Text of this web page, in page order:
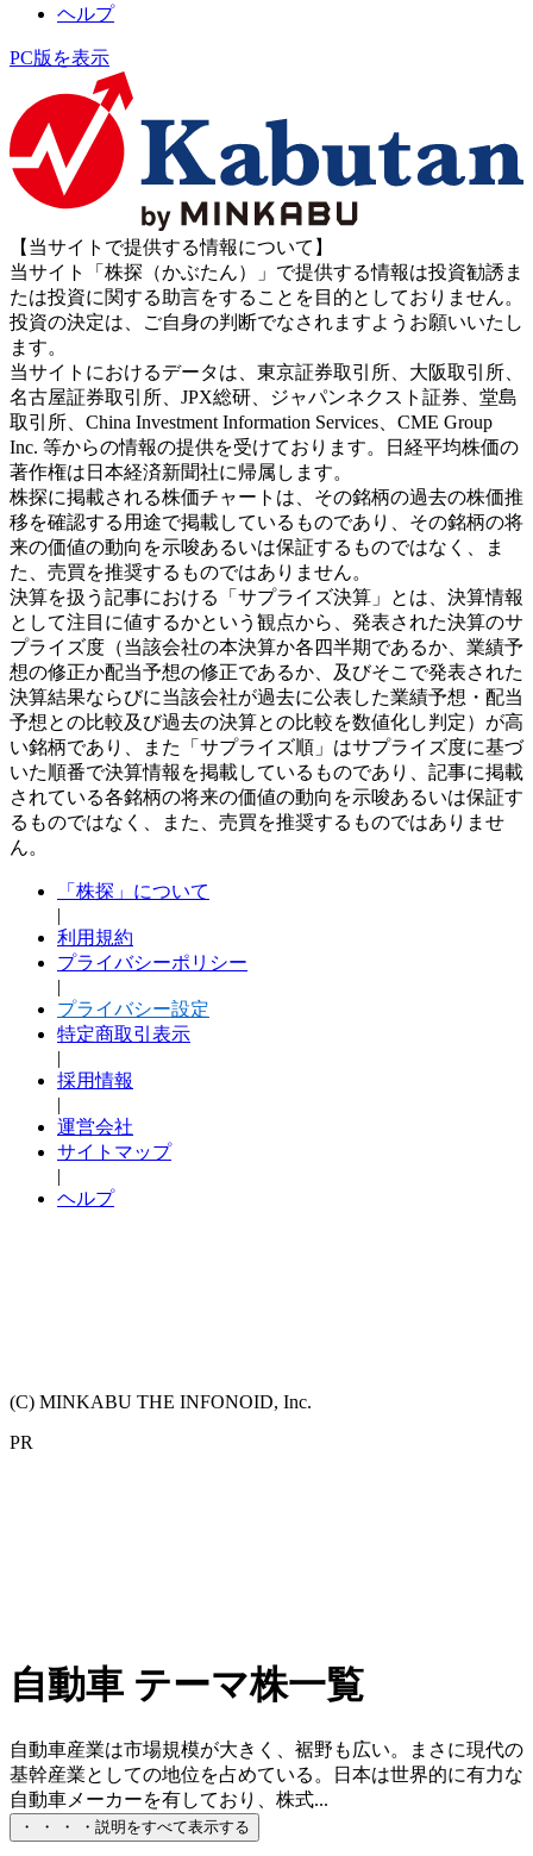
ヘルプ
PC版を表示
【当サイトで提供する情報について】
当サイト「株探（かぶたん）」で提供する情報は投資勧誘ま
たは投資に関する助言をすることを目的としておりません。
投資の決定は、ご自身の判断でなされますようお願いいたし
ます。
当サイトにおけるデータは、東京証券取引所、大阪取引所、
名古屋証券取引所、JPX総研、ジャパンネクスト証券、堂島
取引所、China Investment Information Services、CME Group
Inc. 等からの情報の提供を受けております。日経平均株価の
著作権は日本経済新聞社に帰属します。
株探に掲載される株価チャートは、その銘柄の過去の株価推
移を確認する用途で掲載しているものであり、その銘柄の将
来の価値の動向を示唆あるいは保証するものではなく、ま
た、売買を推奨するものではありません。
決算を扱う記事における「サプライズ決算」とは、決算情報
として注目に値するかという観点から、発表された決算のサ
プライズ度（当該会社の本決算か各四半期であるか、業績予
想の修正か配当予想の修正であるか、及びそこで発表された
決算結果ならびに当該会社が過去に公表した業績予想・配当
予想との比較及び過去の決算との比較を数値化し判定）が高
い銘柄であり、また「サプライズ順」はサプライズ度に基づ
いた順番で決算情報を掲載しているものであり、記事に掲載
されている各銘柄の将来の価値の動向を示唆あるいは保証す
るものではなく、また、売買を推奨するものではありませ
ん。
「株探」について
|
利用規約
プライバシーポリシー
|
プライバシー設定
特定商取引表示
|
採用情報
|
運営会社
サイトマップ
|
ヘルプ
(C) MINKABU THE INFONOID, Inc.
PR
自動車 テーマ株一覧
自動車産業は市場規模が大きく、裾野も広い。まさに現代の
基幹産業としての地位を占めている。日本は世界的に有力な
自動車メーカーを有しており、株式...
・ ・ ・ ・ 説明をすべて表示する